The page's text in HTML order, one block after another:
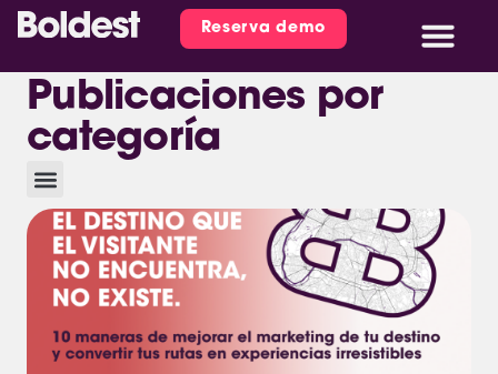
Reserva demo
Publicaciones por
categoría